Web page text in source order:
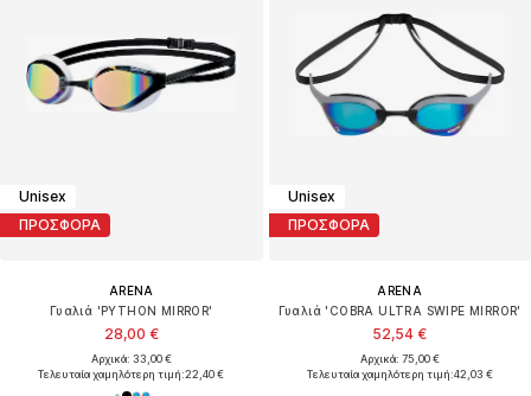
Unisex
ΠΡΟΣΦΟΡΑ
ARENA
Γυαλιά 'PYTHON MIRROR'
28,00 €
Αρχικά: 33,00 €
Τελευταία χαμηλότερη τιμή:22,40 €
Unisex
ΠΡΟΣΦΟΡΑ
ARENA
Γυαλιά 'COBRA ULTRA SWIPE MIRROR'
52,54 €
Αρχικά: 75,00 €
Τελευταία χαμηλότερη τιμή:42,03 €